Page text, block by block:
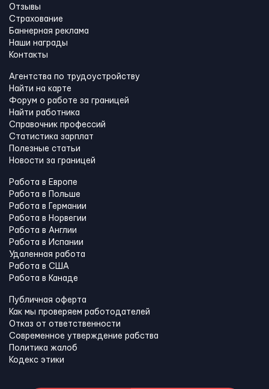
Отзывы
Страхование
Баннерная реклама
Наши награды
Контакты
Агентства по трудоустройству
Найти на карте
Форум о работе за границей
Найти работника
Справочник профессий
Статистика зарплат
Полезные статьи
Новости за границей
Работа в Европе
Работа в Польше
Работа в Германии
Работа в Норвегии
Работа в Англии
Работа в Испании
Удаленная работа
Работа в США
Работа в Канадe
Публичная оферта
Как мы проверяем работодателей
Отказ от ответственности
Современное утверждение рабства
Политика жалоб
Кодекс этики